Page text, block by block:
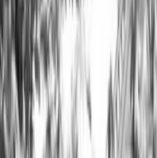
Prestataires
Inspiration